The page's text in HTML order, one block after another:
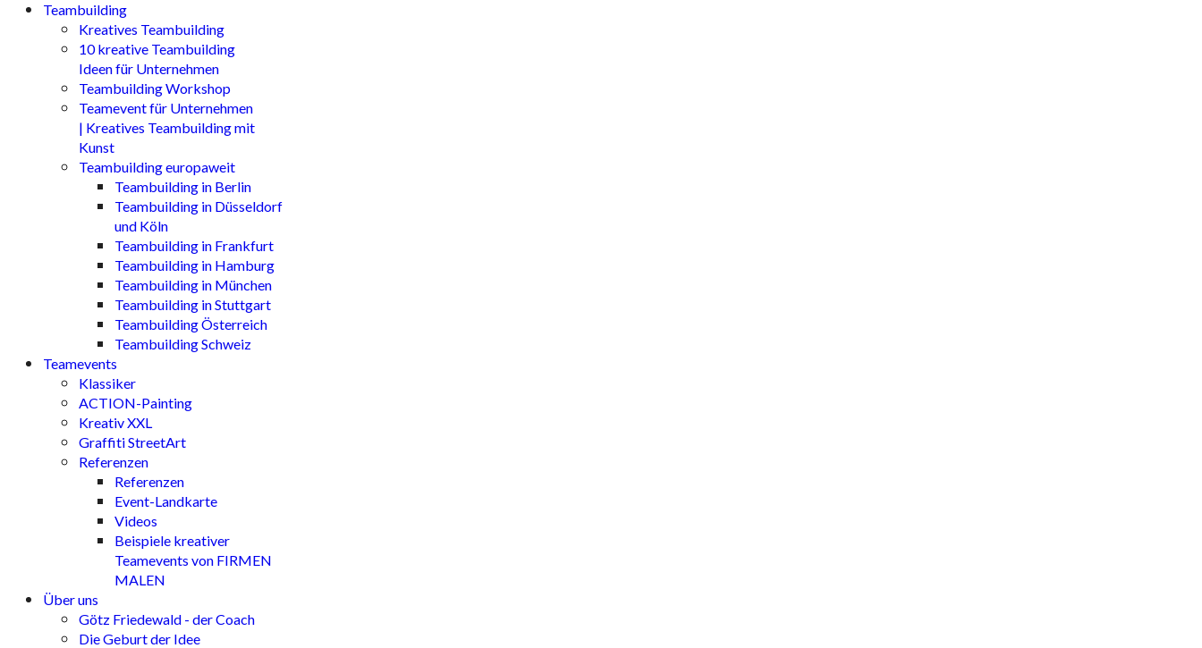
Teambuilding
Kreatives Teambuilding
10 kreative Teambuilding
Ideen für Unternehmen
Teambuilding Workshop
Teamevent für Unternehmen
| Kreatives Teambuilding mit
Kunst
Teambuilding europaweit
Teambuilding in Berlin
Teambuilding in Düsseldorf
und Köln
Teambuilding in Frankfurt
Teambuilding in Hamburg
Teambuilding in München
Teambuilding in Stuttgart
Teambuilding Österreich
Teambuilding Schweiz
Teamevents
Klassiker
ACTION-Painting
Kreativ XXL
Graffiti StreetArt
Referenzen
Referenzen
Event-Landkarte
Videos
Beispiele kreativer
Teamevents von FIRMEN
MALEN
Über uns
Götz Friedewald - der Coach
Die Geburt der Idee